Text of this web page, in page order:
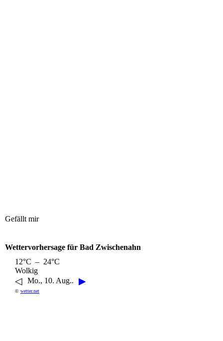
Gefällt mir
Wettervorhersage für Bad Zwischenahn
12°C – 24°C
Wolkig
◁ Mo., 10. Aug.. ▶
© wetter.net